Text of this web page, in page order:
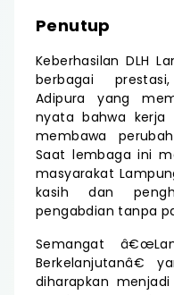
Penutup
Keberhasilan DLH
berbagai
Adipura yang
nyata bahwa kerja
membawa
Saat lembaga ini
masyarakat
kasih dan
pengabdian tanpa
Semangat
Berkelanjutanâ€
diharapkan